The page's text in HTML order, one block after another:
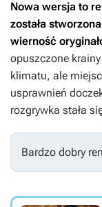
Nowa wersja to
została
wierność
opuszczone
klimatu, ale
usprawnień
rozgrywka stała
Bardzo dobry